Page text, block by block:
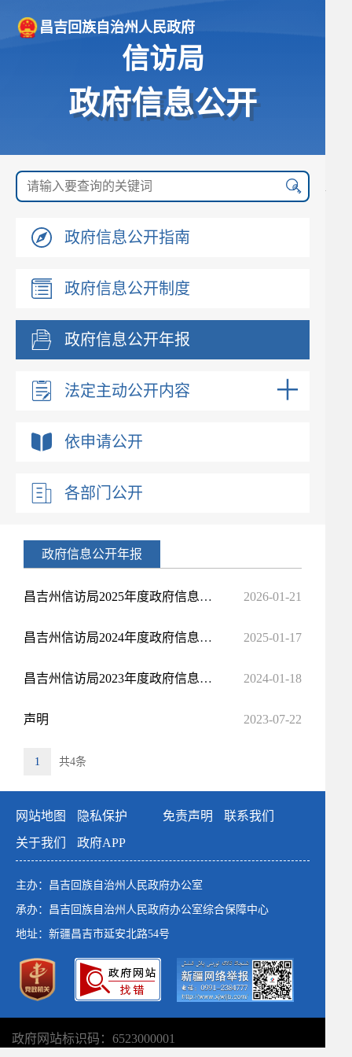
昌吉回族自治州人民政府
信访局
政府信息公开
政府信息公开指南
政府信息公开制度
政府信息公开年报
法定主动公开内容
依申请公开
各部门公开
政府信息公开年报
昌吉州信访局2025年度政府信息公开年度报告 2026-01-21
昌吉州信访局2024年度政府信息公开年度报告 2025-01-17
昌吉州信访局2023年度政府信息公开年度报告 2024-01-18
声明 2023-07-22
1 共4条
网站地图 隐私保护 免责声明
联系我们
关于我们
政府APP
主办：昌吉回族自治州人民政府办公室
承办：昌吉回族自治州人民政府办公室综合保障中心
地址：新疆昌吉市延安北路54号
政府网站标识码：6523000001